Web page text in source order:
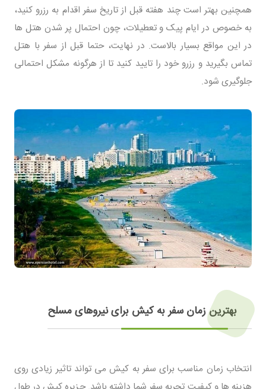
همچنین بهتر است چند هفته قبل از تاریخ سفر اقدام به رزرو کنید،
به خصوص در ایام پیک و تعطیلات، چون احتمال پر شدن هتل ها
در این مواقع بسیار بالاست. در نهایت، حتما قبل از سفر با هتل
تماس بگیرید و رزرو خود را تایید کنید تا از هرگونه مشکل احتمالی
جلوگیری شود.
بهترین زمان سفر به کیش برای نیروهای مسلح
انتخاب زمان مناسب برای سفر به کیش می تواند تاثیر زیادی روی